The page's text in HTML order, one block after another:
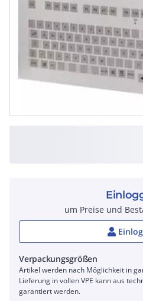
um Preise und
Verpackungsgrößen
Artikel werden nach Möglichkeit in
Lieferung in vollen VPE kann aus
garantiert werden.